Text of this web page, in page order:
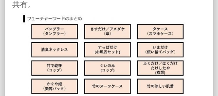
共有。